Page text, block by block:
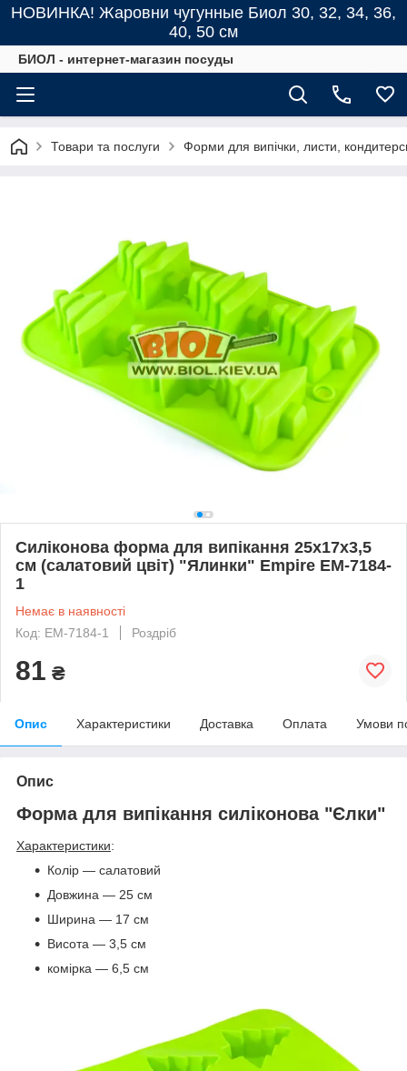
НОВИНКА! Жаровни чугунные Биол 30, 32, 34, 36,
40, 50 см
БИОЛ - интернет-магазин посуды
Товари та послуги Форми для випічки, листи,
Силіконова форма для випікання 25х17х3,5
см (салатовий цвіт) "Ялинки" Empire EM-7184-
1
Немає в наявності
Код: EM-7184-1
Роздріб
81 ₴
Опис Характеристики Доставка Оплата Умови
Опис
Форма для випікання силіконова "Єлки"
Характеристики:
Колір — салатовий
Довжина — 25 см
Ширина — 17 см
Висота — 3,5 см
комірка — 6,5 см